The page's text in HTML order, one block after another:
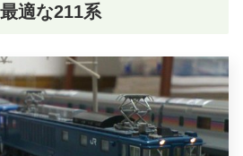
適な211系